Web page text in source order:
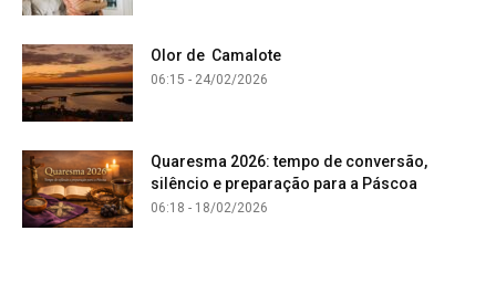
Olor de Camalote
06:15 - 24/02/2026
Quaresma 2026: tempo de conversão,
silêncio e preparação para a Páscoa
06:18 - 18/02/2026